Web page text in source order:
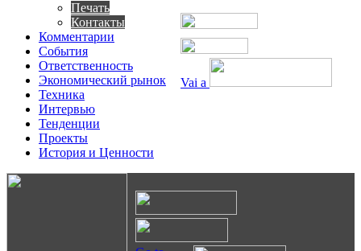
Vai a
Печать
Контакты
Комментарии
События
Ответственность
Экономический рынок
Техника
Интервью
Тенденции
Проекты
История и Ценности